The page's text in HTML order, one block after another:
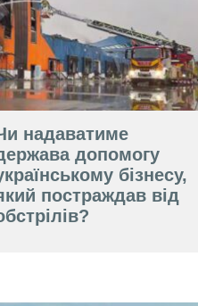
надаватиме
допомогу
бізнесу,
постраждав від